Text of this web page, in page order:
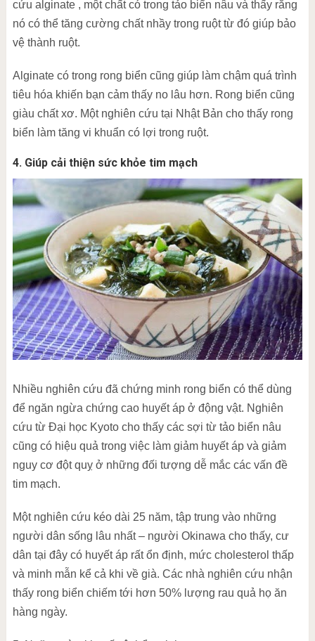
cứu alginate , một chất có trong tảo biển nâu và thấy rằng
nó có thể tăng cường chất nhầy trong ruột từ đó giúp bảo
vệ thành ruột.
Alginate có trong rong biển cũng giúp làm chậm quá trình
tiêu hóa khiến bạn cảm thấy no lâu hơn. Rong biển cũng
giàu chất xơ. Một nghiên cứu tại Nhật Bản cho thấy rong
biển làm tăng vi khuẩn có lợi trong ruột.
4. Giúp cải thiện sức khỏe tim mạch
Nhiều nghiên cứu đã chứng minh rong biển có thể dùng
để ngăn ngừa chứng cao huyết áp ở động vật. Nghiên
cứu từ Đại học Kyoto cho thấy các sợi từ tảo biển nâu
cũng có hiệu quả trong việc làm giảm huyết áp và giảm
nguy cơ đột quỵ ở những đối tượng dễ mắc các vấn đề
tim mạch.
Một nghiên cứu kéo dài 25 năm, tập trung vào những
người dân sống lâu nhất – người Okinawa cho thấy, cư
dân tại đây có huyết áp rất ổn định, mức cholesterol thấp
và minh mẫn kể cả khi về già. Các nhà nghiên cứu nhận
thấy rong biển chiếm tới hơn 50% lượng rau quả họ ăn
hàng ngày.